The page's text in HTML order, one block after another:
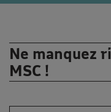
Ne manquez
MSC !